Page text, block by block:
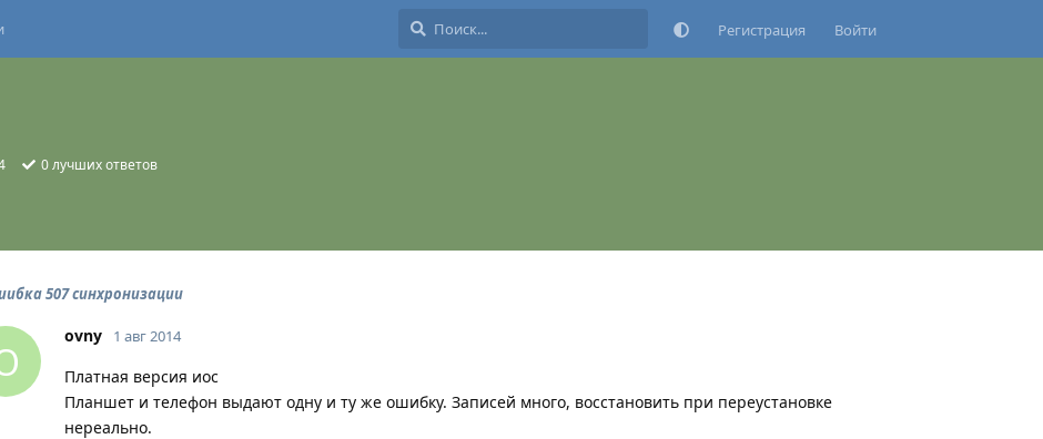
Регистрация Войти
0лучших ответов
507 синхронизации
ovny 1 авг 2014
Платная версия иос
Планшет и телефон выдают одну и ту же ошибку. Записей много, восстановить при переустановке
нереально.